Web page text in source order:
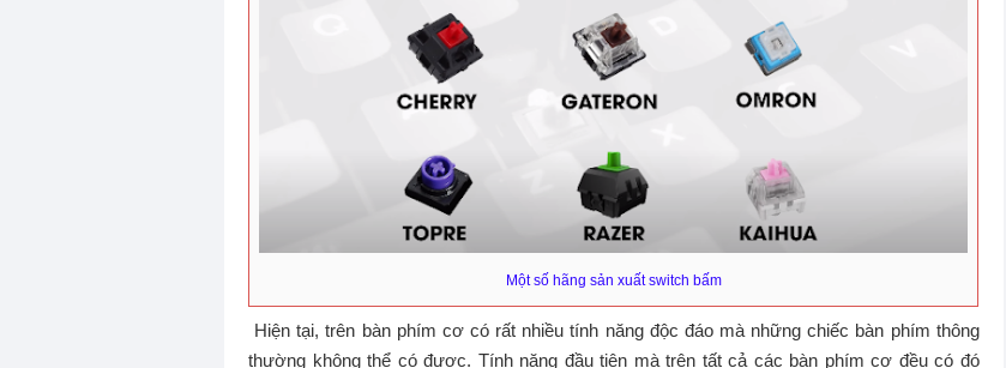
Một số hãng sản xuất switch bấm
Hiện tại, trên bàn phím cơ có rất nhiều tính năng độc đáo mà những chiếc bàn phím thông
thường không thể có được. Tính năng đầu tiên mà trên tất cả các bàn phím cơ đều có đó